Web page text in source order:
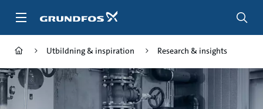
Utbildning & inspiration Research & insights